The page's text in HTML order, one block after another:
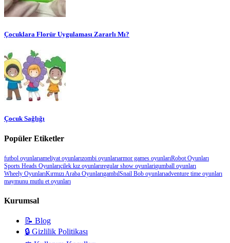
Çocuklara Florür Uygulaması Zararlı Mı?
Çocuk Sağlığı
Popüler Etiketler
futbol oyunlarıameliyat oyunlarızombi oyunlarıarmor games oyunlarıRobot Oyunları
Sports Heads Oyunlarıçilek kız oyunlarıregular show oyunlarigumball oyunları
Wheely OyunlarıKırmızı Araba OyunlarıgambılSnail Bob oyunlarıadventure time oyunları
maymunu mutlu et oyunları
Kurumsal
📝 Blog
🔒 Gizlilik Politikası